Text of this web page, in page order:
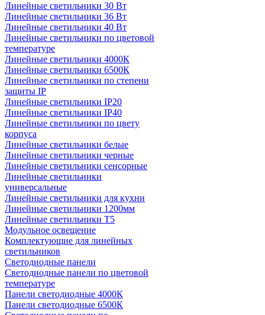
Линейные светильники 30 Вт
Линейные светильники 36 Вт
Линейные светильники 40 Вт
Линейные светильники по цветовой
температуре
Линейные светильники 4000К
Линейные светильники 6500К
Линейные светильники по степени
защиты IP
Линейные светильники IP20
Линейные светильники IP40
Линейные светильники по цвету
корпуса
Линейные светильники белые
Линейные светильники черные
Линейные светильники сенсорные
Линейные светильники
универсальные
Линейные светильники для кухни
Линейные светильники 1200мм
Линейные светильники Т5
Модульное освещение
Комплектующие для линейных
светильников
Светодиодные панели
Светодиодные панели по цветовой
температуре
Панели светодиодные 4000К
Панели светодиодные 6500К